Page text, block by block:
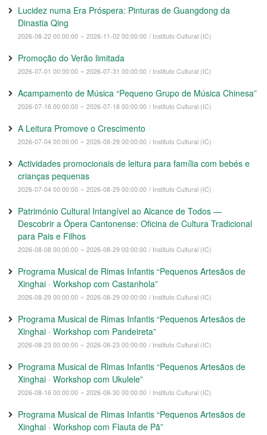
Lucidez numa Era Próspera: Pinturas de Guangdong da
Dinastia Qing
2026-08-22 00:00:00 ~ 2026-11-02 00:00:00 / Instituto Cultural (IC)
Promoção do Verão limitada
2026-07-01 00:00:00 ~ 2026-07-31 00:00:00 / Instituto Cultural (IC)
Acampamento de Música “Pequeno Grupo de Música Chinesa”
2026-07-16 00:00:00 ~ 2026-07-18 00:00:00 / Instituto Cultural (IC)
A Leitura Promove o Crescimento
2026-07-04 00:00:00 ~ 2026-08-29 00:00:00 / Instituto Cultural (IC)
Actividades promocionais de leitura para família com bebés e
crianças pequenas
2026-07-04 00:00:00 ~ 2026-08-29 00:00:00 / Instituto Cultural (IC)
Património Cultural Intangível ao Alcance de Todos —
Descobrir a Ópera Cantonense: Oficina de Cultura Tradicional
para Pais e Filhos
2026-08-08 00:00:00 ~ 2026-08-29 00:00:00 / Instituto Cultural (IC)
Programa Musical de Rimas Infantis “Pequenos Artesãos de
Xinghai · Workshop com Castanhola”
2026-08-29 00:00:00 ~ 2026-08-29 00:00:00 / Instituto Cultural (IC)
Programa Musical de Rimas Infantis “Pequenos Artesãos de
Xinghai · Workshop com Pandeireta”
2026-08-23 00:00:00 ~ 2026-08-23 00:00:00 / Instituto Cultural (IC)
Programa Musical de Rimas Infantis “Pequenos Artesãos de
Xinghai · Workshop com Ukulele”
2026-08-16 00:00:00 ~ 2026-08-30 00:00:00 / Instituto Cultural (IC)
Programa Musical de Rimas Infantis “Pequenos Artesãos de
Xinghai · Workshop com Flauta de Pã”